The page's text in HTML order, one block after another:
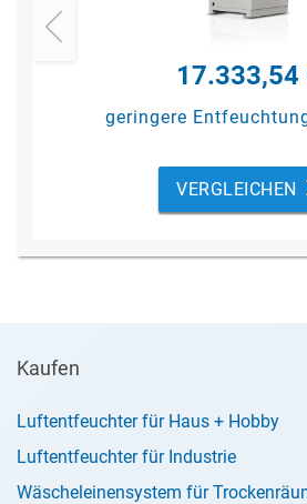
17.333,54
geringere
VERGLEICHEN
Kaufen
Luftentfeuchter für Haus + Hobby
Luftentfeuchter für Industrie
Wäscheleinensystem für